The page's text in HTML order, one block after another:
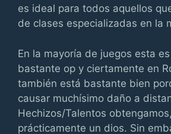
es ideal para todos aquellos
de clases especializadas en la
En la mayoría de juegos esta
bastante op y ciertamente en
también está bastante bien
causar muchísimo daño a
Hechizos/Talentos
prácticamente un dios. Sin